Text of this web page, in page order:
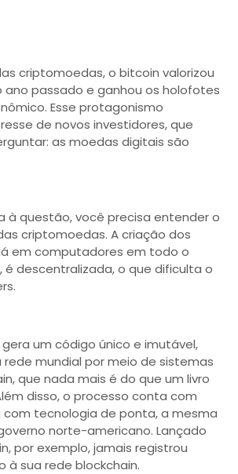
criptomoedas, o bitcoin valorizou
ano passado e ganhou os holofotes
Esse protagonismo
de novos investidores, que
as moedas digitais são
à questão, você precisa entender o
criptomoedas. A criação dos
em computadores em todo o
é descentralizada, o que dificulta o
um código único e imutável,
mundial por meio de sistemas
que nada mais é do que um livro
disso, o processo conta com
tecnologia de ponta, a mesma
norte-americano. Lançado
por exemplo, jamais registrou
à sua rede blockchain.